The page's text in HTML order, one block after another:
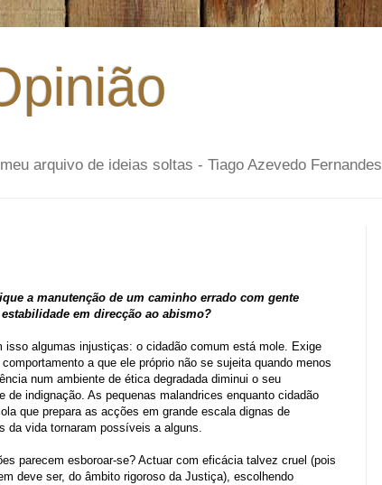
arquivo de ideias soltas - Tiago Azevedo Fernandes
a manutenção de um caminho errado com gente
em direcção ao abismo?
isso algumas injustiças: o cidadão comum está mole. Exige
a que ele próprio não se sujeita quando menos
num ambiente de ética degradada diminui o seu
de indignação. As pequenas malandrices enquanto cidadão
que prepara as acções em grande escala dignas de
da vida tornaram possíveis a alguns.
parecem esboroar-se? Actuar com eficácia talvez cruel (pois
deve ser, do âmbito rigoroso da Justiça), escolhendo